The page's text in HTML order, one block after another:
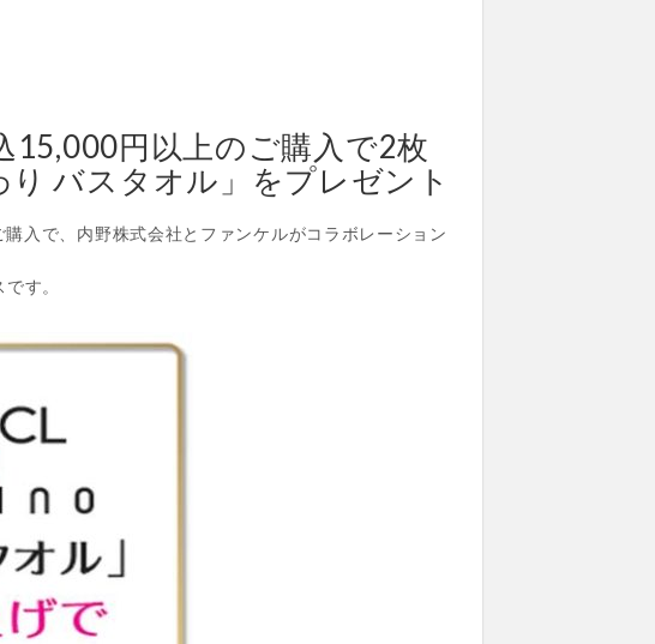
円以上のご購入で2枚
バスタオル」をプレゼント
入で、内野株式会社とファンケルがコラボレーション
す。